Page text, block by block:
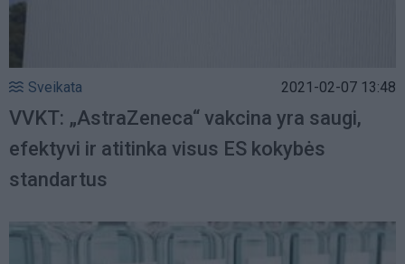
Sveikata 2021-02-07 13:48
VVKT: „AstraZeneca“ vakcina yra saugi,
efektyvi ir atitinka visus ES kokybės
standartus